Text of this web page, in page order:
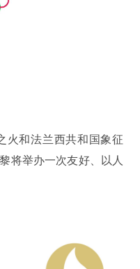
火和法兰西共和国象征
将举办一次友好、以人